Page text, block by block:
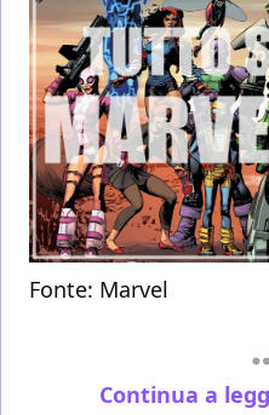
Fonte: Marvel
Continua a